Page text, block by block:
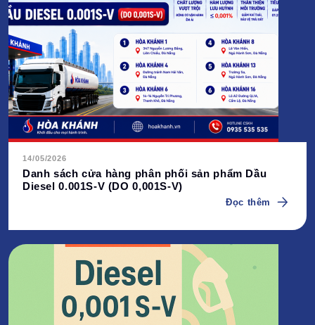
14/05/2026
Danh sách cửa hàng phân phối sản phẩm Dầu
Diesel 0.001S-V (DO 0,001S-V)
Đọc thêm